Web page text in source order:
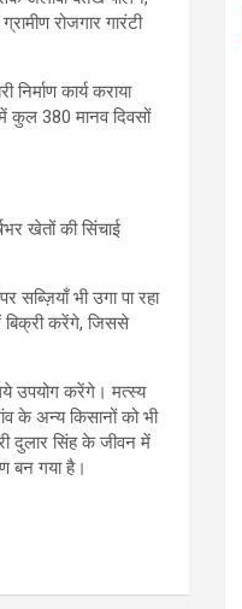
रोजगार गारंटी
कार्य कराया
कुल 380 मानव दिवसों
खेतों की सिंचाई
भी उगा पा रहा
बिक्री करेंगे, जिससे
उपयोग करेंगे। मत्स्य
के अन्य किसानों को भी
दुलार सिंह के जीवन में
बन गया है।